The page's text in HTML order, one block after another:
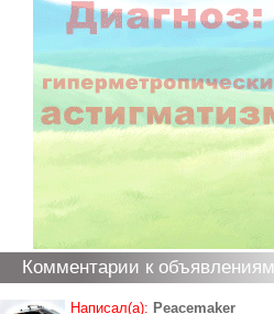
Комментарии к объявлениям
Написал(а): Peacemaker